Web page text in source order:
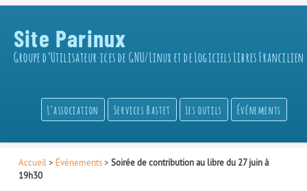
Site Parinux
Groupe d’Utilisateur·ices de GNU/Linux et de Logiciels Libres Francilien
L’association Services Bastet Les outils Événements
Accueil > Événements> Soirée de contribution au libre du 27 juin à
19h30